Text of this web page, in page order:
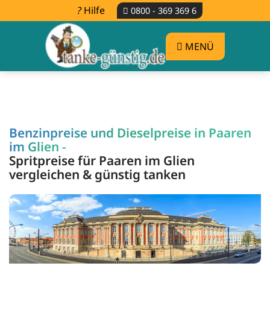
Hilfe 0800 - 369 369 6
MENÜ
Benzinpreise und Dieselpreise in Paaren
im Glien -
Spritpreise für Paaren im Glien
vergleichen & günstig tanken